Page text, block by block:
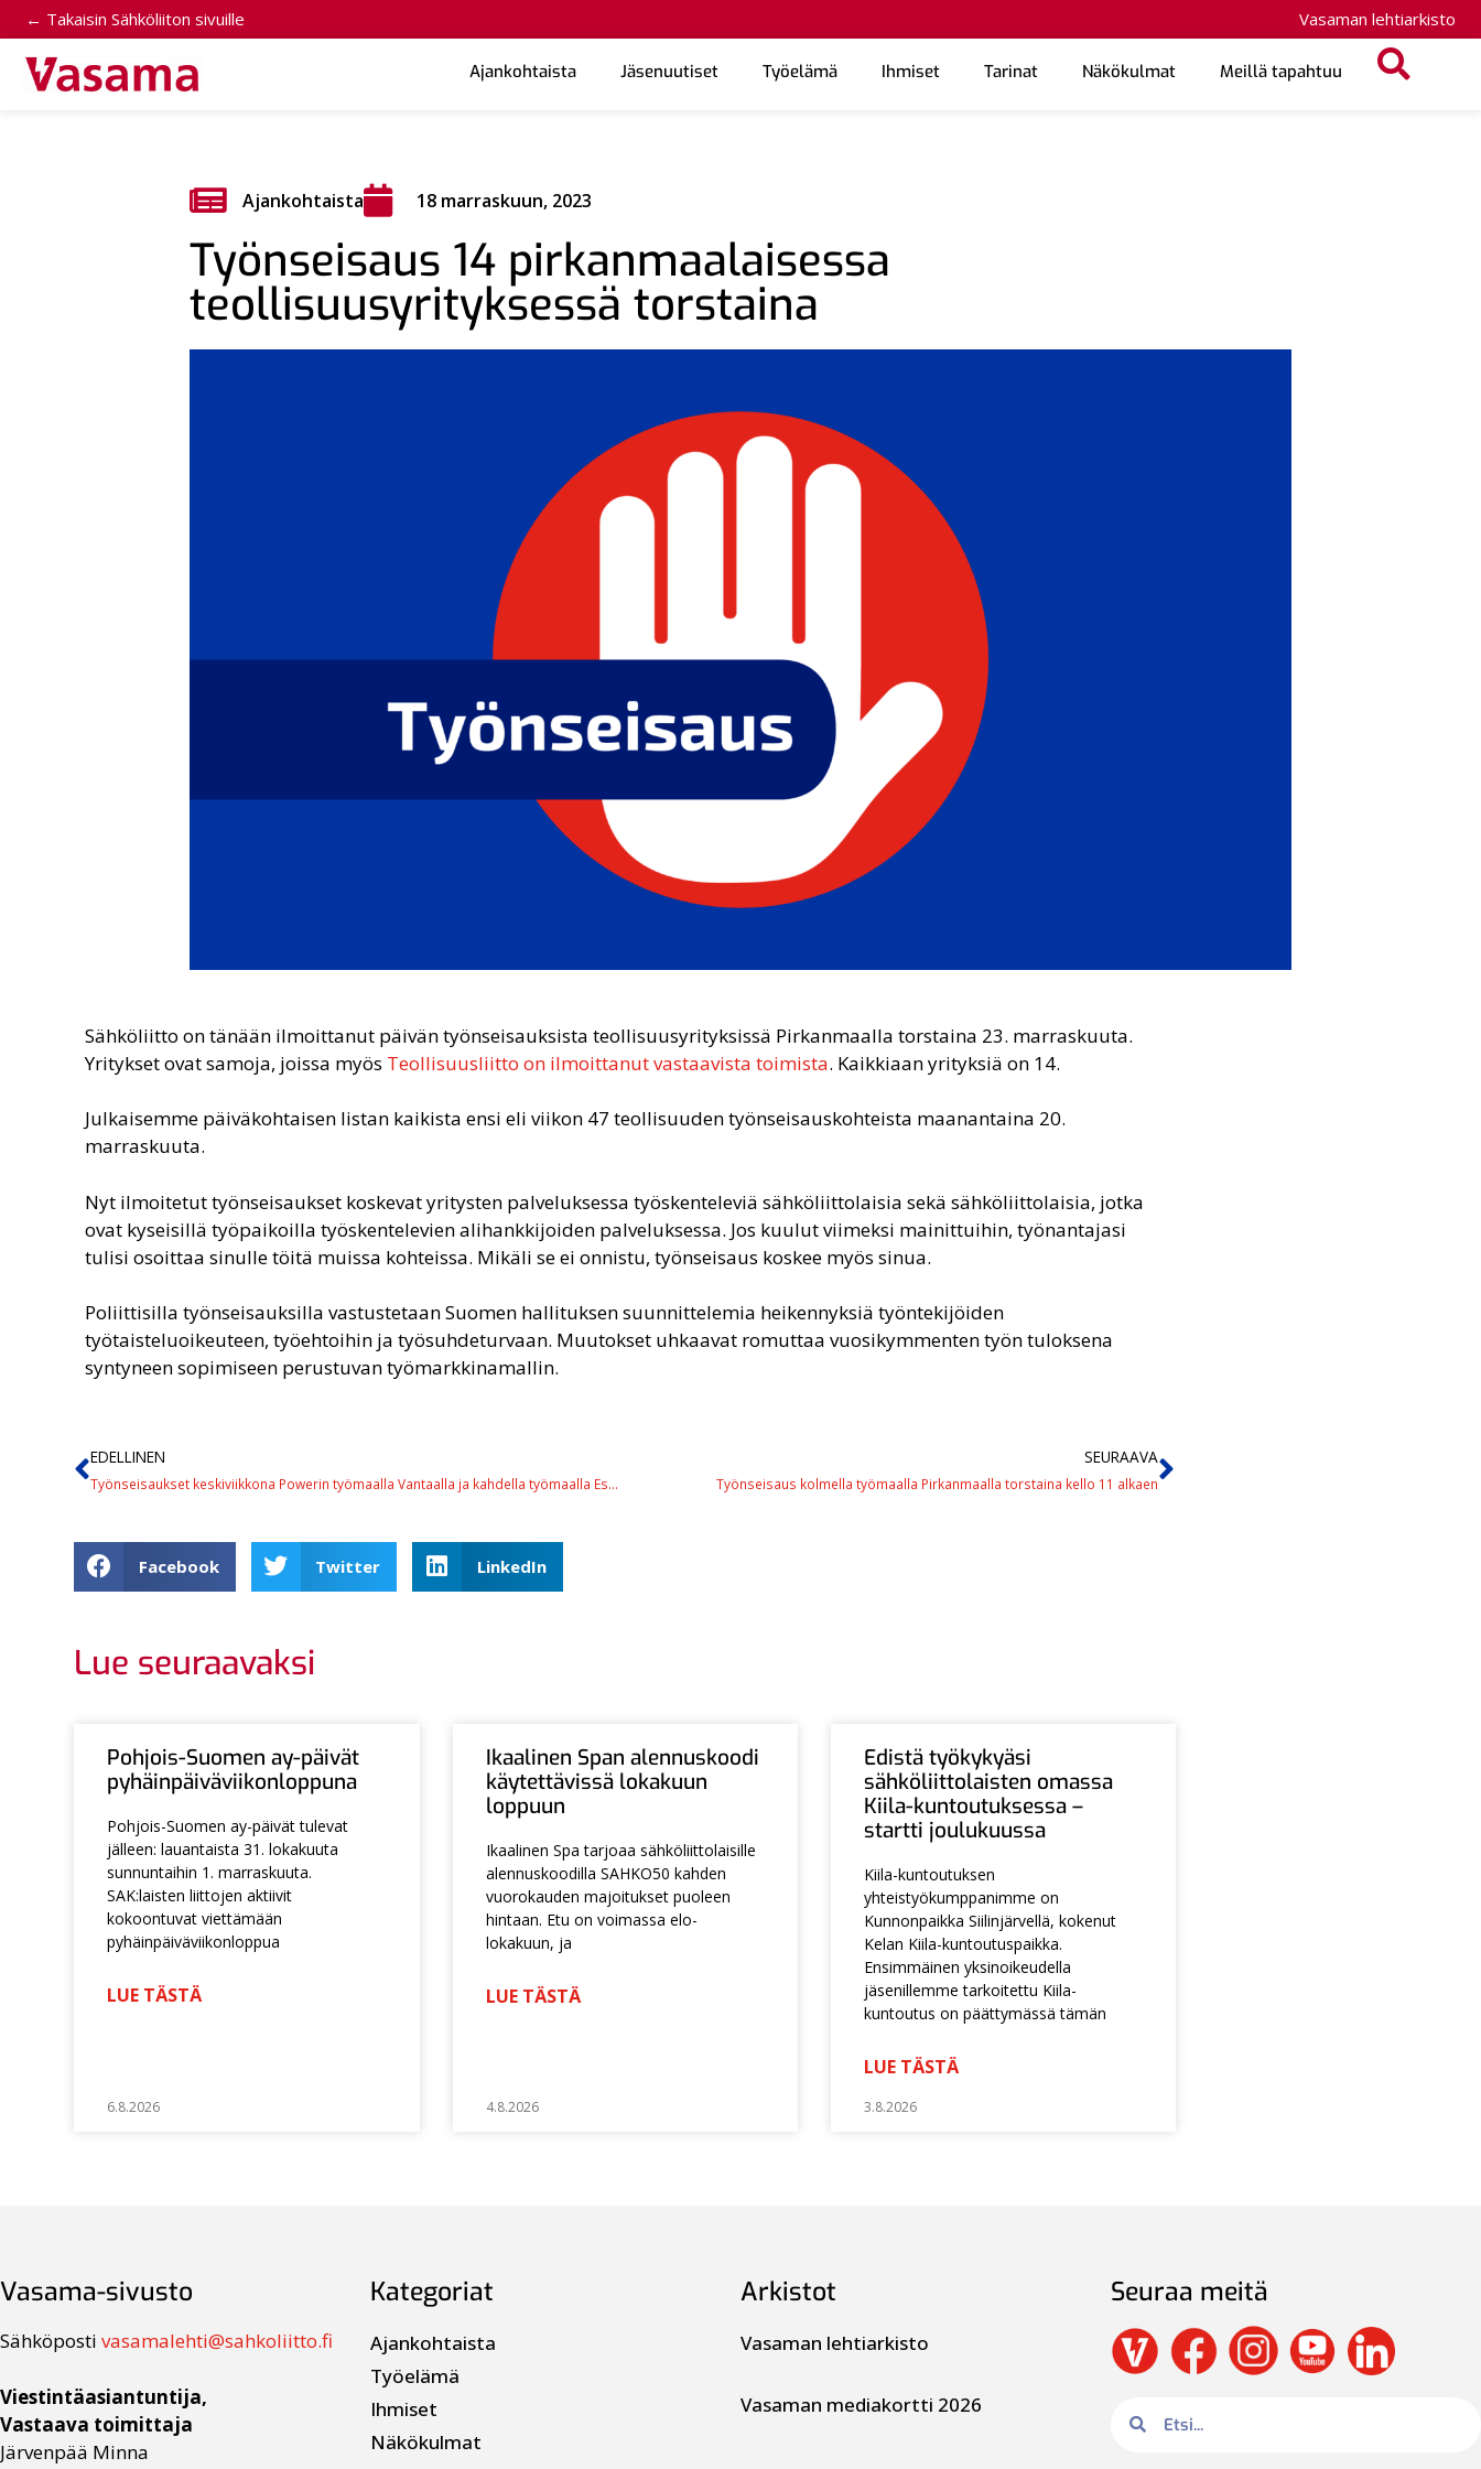
← Takaisin Sähköliiton sivuille Vasaman lehtiarkisto
Ajankohtaista Jäsenuutiset Työelämä Ihmiset Tarinat Näkökulmat Meillä tapahtuu
Ajankohtaista 18 marraskuun, 2023
Työnseisaus 14 pirkanmaalaisessa
teollisuusyrityksessä torstaina
Sähköliitto on tänään ilmoittanut päivän työnseisauksista teollisuusyrityksissä Pirkanmaalla torstaina 23. marraskuuta.
Yritykset ovat samoja, joissa myös Teollisuusliitto on ilmoittanut vastaavista toimista. Kaikkiaan yrityksiä on 14.
Julkaisemme päiväkohtaisen listan kaikista ensi eli viikon 47 teollisuuden työnseisauskohteista maanantaina 20.
marraskuuta.
Nyt ilmoitetut työnseisaukset koskevat yritysten palveluksessa työskenteleviä sähköliittolaisia sekä sähköliittolaisia, jotka
ovat kyseisillä työpaikoilla työskentelevien alihankkijoiden palveluksessa. Jos kuulut viimeksi mainittuihin, työnantajasi
tulisi osoittaa sinulle töitä muissa kohteissa. Mikäli se ei onnistu, työnseisaus koskee myös sinua.
Poliittisilla työnseisauksilla vastustetaan Suomen hallituksen suunnittelemia heikennyksiä työntekijöiden
työtaisteluoikeuteen, työehtoihin ja työsuhdeturvaan. Muutokset uhkaavat romuttaa vuosikymmenten työn tuloksena
syntyneen sopimiseen perustuvan työmarkkinamallin.
EDELLINEN
Työnseisaukset keskiviikkona Powerin työmaalla Vantaalla ja kahdella työmaalla Espoossa
SEURAAVA
Työnseisaus kolmella työmaalla Pirkanmaalla torstaina kello 11 alkaen
Facebook Twitter LinkedIn
Lue seuraavaksi
Pohjois-Suomen ay-päivät
pyhäinpäiväviikonloppuna
Pohjois-Suomen ay-päivät tulevat
jälleen: lauantaista 31. lokakuuta
sunnuntaihin 1. marraskuuta.
SAK:laisten liittojen aktiivit
kokoontuvat viettämään
pyhäinpäiväviikonloppua
LUE TÄSTÄ
6.8.2026
Ikaalinen Span alennuskoodi
käytettävissä lokakuun
loppuun
Ikaalinen Spa tarjoaa sähköliittolaisille
alennuskoodilla SAHKO50 kahden
vuorokauden majoitukset puoleen
hintaan. Etu on voimassa elo-
lokakuun, ja
LUE TÄSTÄ
4.8.2026
Edistä työkykyäsi
sähköliittolaisten omassa
Kiila-kuntoutuksessa –
startti joulukuussa
Kiila-kuntoutuksen
yhteistyökumppanimme on
Kunnonpaikka Siilinjärvellä, kokenut
Kelan Kiila-kuntoutuspaikka.
Ensimmäinen yksinoikeudella
jäsenillemme tarkoitettu Kiila-
kuntoutus on päättymässä tämän
LUE TÄSTÄ
3.8.2026
Vasama-sivusto
Sähköposti vasamalehti@sahkoliitto.fi
Viestintäasiantuntija,
Vastaava toimittaja
Järvenpää Minna
Kategoriat
Ajankohtaista
Työelämä
Ihmiset
Näkökulmat
Arkistot
Vasaman lehtiarkisto
Vasaman mediakortti 2026
Seuraa meitä